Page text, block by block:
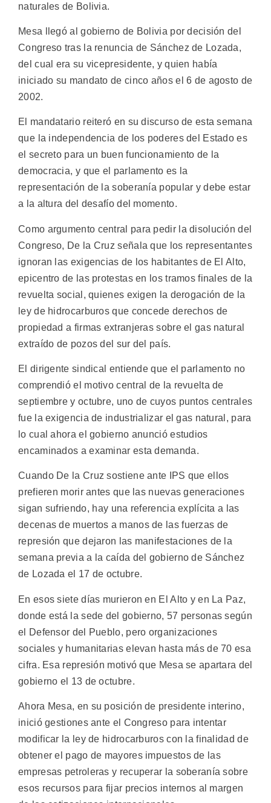
naturales de Bolivia.
Mesa llegó al gobierno de Bolivia por decisión del
Congreso tras la renuncia de Sánchez de Lozada,
del cual era su vicepresidente, y quien había
iniciado su mandato de cinco años el 6 de agosto de
2002.
El mandatario reiteró en su discurso de esta semana
que la independencia de los poderes del Estado es
el secreto para un buen funcionamiento de la
democracia, y que el parlamento es la
representación de la soberanía popular y debe estar
a la altura del desafío del momento.
Como argumento central para pedir la disolución del
Congreso, De la Cruz señala que los representantes
ignoran las exigencias de los habitantes de El Alto,
epicentro de las protestas en los tramos finales de la
revuelta social, quienes exigen la derogación de la
ley de hidrocarburos que concede derechos de
propiedad a firmas extranjeras sobre el gas natural
extraído de pozos del sur del país.
El dirigente sindical entiende que el parlamento no
comprendió el motivo central de la revuelta de
septiembre y octubre, uno de cuyos puntos centrales
fue la exigencia de industrializar el gas natural, para
lo cual ahora el gobierno anunció estudios
encaminados a examinar esta demanda.
Cuando De la Cruz sostiene ante IPS que ellos
prefieren morir antes que las nuevas generaciones
sigan sufriendo, hay una referencia explícita a las
decenas de muertos a manos de las fuerzas de
represión que dejaron las manifestaciones de la
semana previa a la caída del gobierno de Sánchez
de Lozada el 17 de octubre.
En esos siete días murieron en El Alto y en La Paz,
donde está la sede del gobierno, 57 personas según
el Defensor del Pueblo, pero organizaciones
sociales y humanitarias elevan hasta más de 70 esa
cifra. Esa represión motivó que Mesa se apartara del
gobierno el 13 de octubre.
Ahora Mesa, en su posición de presidente interino,
inició gestiones ante el Congreso para intentar
modificar la ley de hidrocarburos con la finalidad de
obtener el pago de mayores impuestos de las
empresas petroleras y recuperar la soberanía sobre
esos recursos para fijar precios internos al margen